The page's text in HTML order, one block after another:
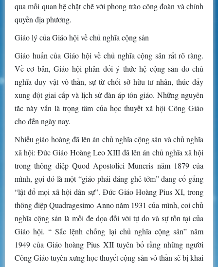
qua mối quan hệ chặt chẽ với phong trào công đoàn và chính
quyền địa phương.
Giáo lý của Giáo hội về chủ nghĩa cộng sản
Giáo huấn của Giáo hội về chủ nghĩa cộng sản rất rõ ràng.
Về cơ bản, Giáo hội phản đối ý thức hệ cộng sản do chủ
nghĩa duy vật vô thần, sự từ chối sở hữu tư nhân, thúc đẩy
xung đột giai cấp và lịch sử đàn áp tôn giáo. Những nguyên
tắc này vẫn là trọng tâm của học thuyết xã hội Công Giáo
cho đến ngày nay.
Nhiều giáo hoàng đã lên án chủ nghĩa cộng sản và chủ nghĩa
xã hội: Đức Giáo Hoàng Leo XIII đã lên án chủ nghĩa xã hội
trong thông điệp Quod Apostolici Muneris năm 1879 của
mình, gọi đó là một “giáo phái đáng ghê tởm” đang cố gắng
“lật đổ mọi xã hội dân sự”. Đức Giáo Hoàng Pius XI, trong
thông điệp Quadragesimo Anno năm 1931 của mình, coi chủ
nghĩa cộng sản là mối đe dọa đối với tự do và sự tồn tại của
Giáo hội. “ Sắc lệnh chống lại chủ nghĩa cộng sản” năm
1949 của Giáo hoàng Pius XII tuyên bố rằng những người
Công Giáo tuyên xưng học thuyết cộng sản vô thần sẽ bị khai